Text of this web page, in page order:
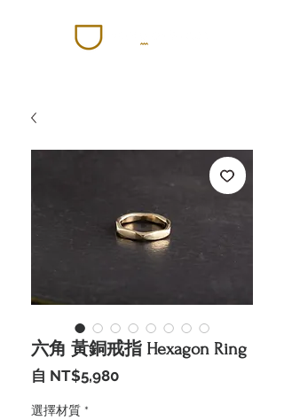
六角 黃銅戒指 Hexagon Ring
自 NT$5,980促
選擇材質 *